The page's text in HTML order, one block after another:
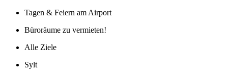
Tagen & Feiern am Airport
Büroräume zu vermieten!
Alle Ziele
Sylt